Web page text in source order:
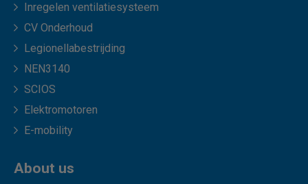
Inregelen ventilatiesysteem
CV Onderhoud
Legionellabestrijding
NEN3140
SCIOS
Elektromotoren
E-mobility
About us